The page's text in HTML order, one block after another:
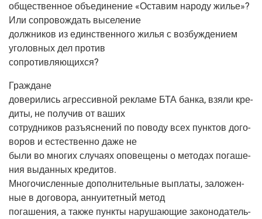
обще­ствен­ное объ­еди­не­ние «Оста­вим наро­ду жилье»?
Или сопро­вож­дать выселение
долж­ни­ков из един­ствен­но­го жилья с воз­буж­де­ни­ем
уго­лов­ных дел против
сопротивляющихся?
Граж­дане
дове­ри­лись агрес­сив­ной рекла­ме БТА бан­ка, взя­ли кре­
ди­ты, не полу­чив от ваших
сотруд­ни­ков разъ­яс­не­ний по пово­ду всех пунк­тов дого­
во­ров и есте­ствен­но даже не
были во мно­гих слу­ча­ях опо­ве­ще­ны о мето­дах пога­ше­
ния выдан­ных кредитов.
Мно­го­чис­лен­ные допол­ни­тель­ные выпла­ты, зало­жен­
ные в дого­во­ра, анну­и­тет­ный метод
пога­ше­ния, а так­же пунк­ты нару­ша­ю­щие зако­но­да­тель­